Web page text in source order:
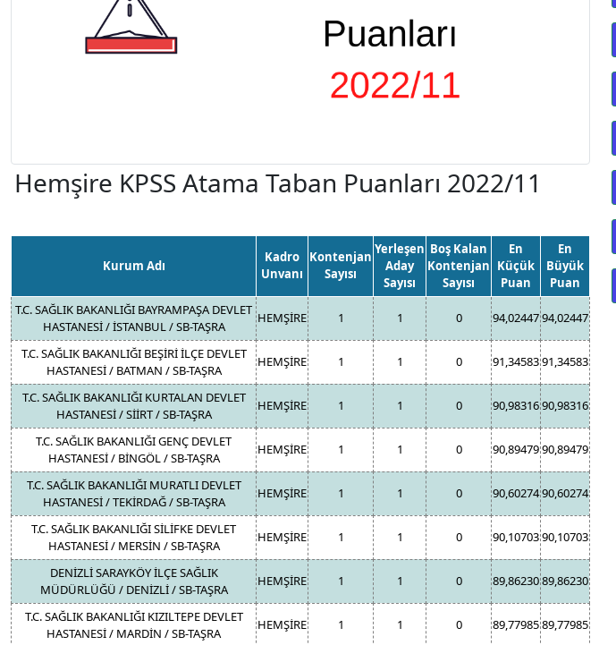
Hemşire KPSS Atama Taban Puanları 2022/11
Kurum Adı
Kadro
Unvanı
Kontenjan
Sayısı
Yerleşen
Aday
Sayısı
Boş Kalan
Kontenjan
Sayısı
En
Küçük
Puan
En
Büyük
Puan
T.C. SAĞLIK BAKANLIĞI BAYRAMPAŞA DEVLET
HASTANESİ / İSTANBUL / SB-TAŞRA
HEMŞİRE 1 1 0 94,0244794,02447
T.C. SAĞLIK BAKANLIĞI BEŞİRİ İLÇE DEVLET
HASTANESİ / BATMAN / SB-TAŞRA
HEMŞİRE 1 1 0 91,3458391,34583
T.C. SAĞLIK BAKANLIĞI KURTALAN DEVLET
HASTANESİ / SİİRT / SB-TAŞRA
HEMŞİRE 1 1 0 90,9831690,98316
T.C. SAĞLIK BAKANLIĞI GENÇ DEVLET
HASTANESİ / BİNGÖL / SB-TAŞRA
HEMŞİRE 1 1 0 90,8947990,89479
T.C. SAĞLIK BAKANLIĞI MURATLI DEVLET
HASTANESİ / TEKİRDAĞ / SB-TAŞRA
HEMŞİRE 1 1 0 90,6027490,60274
T.C. SAĞLIK BAKANLIĞI SİLİFKE DEVLET
HASTANESİ / MERSİN / SB-TAŞRA
HEMŞİRE 1 1 0 90,1070390,10703
DENİZLİ SARAYKÖY İLÇE SAĞLIK
MÜDÜRLÜĞÜ / DENİZLİ / SB-TAŞRA
HEMŞİRE 1 1 0 89,8623089,86230
T.C. SAĞLIK BAKANLIĞI KIZILTEPE DEVLET
HASTANESİ / MARDİN / SB-TAŞRA
HEMŞİRE 1 1 0 89,7798589,77985